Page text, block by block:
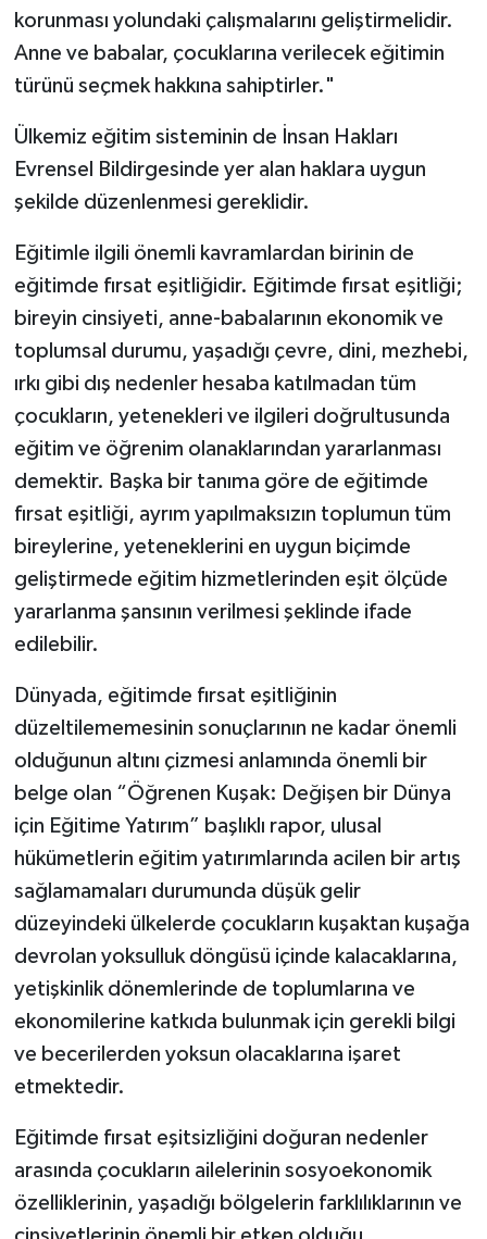
korunması yolundaki çalışmalarını geliştirmelidir.
Anne ve babalar, çocuklarına verilecek eğitimin
türünü seçmek hakkına sahiptirler."
Ülkemiz eğitim sisteminin de İnsan Hakları
Evrensel Bildirgesinde yer alan haklara uygun
şekilde düzenlenmesi gereklidir.
Eğitimle ilgili önemli kavramlardan birinin de
eğitimde fırsat eşitliğidir. Eğitimde fırsat eşitliği;
bireyin cinsiyeti, anne-babalarının ekonomik ve
toplumsal durumu, yaşadığı çevre, dini, mezhebi,
ırkı gibi dış nedenler hesaba katılmadan tüm
çocukların, yetenekleri ve ilgileri doğrultusunda
eğitim ve öğrenim olanaklarından yararlanması
demektir. Başka bir tanıma göre de eğitimde
fırsat eşitliği, ayrım yapılmaksızın toplumun tüm
bireylerine, yeteneklerini en uygun biçimde
geliştirmede eğitim hizmetlerinden eşit ölçüde
yararlanma şansının verilmesi şeklinde ifade
edilebilir.
Dünyada, eğitimde fırsat eşitliğinin
düzeltilememesinin sonuçlarının ne kadar önemli
olduğunun altını çizmesi anlamında önemli bir
belge olan “Öğrenen Kuşak: Değişen bir Dünya
için Eğitime Yatırım” başlıklı rapor, ulusal
hükümetlerin eğitim yatırımlarında acilen bir artış
sağlamamaları durumunda düşük gelir
düzeyindeki ülkelerde çocukların kuşaktan kuşağa
devrolan yoksulluk döngüsü içinde kalacaklarına,
yetişkinlik dönemlerinde de toplumlarına ve
ekonomilerine katkıda bulunmak için gerekli bilgi
ve becerilerden yoksun olacaklarına işaret
etmektedir.
Eğitimde fırsat eşitsizliğini doğuran nedenler
arasında çocukların ailelerinin sosyoekonomik
özelliklerinin, yaşadığı bölgelerin farklılıklarının ve
Yeme-İçme
Yemek